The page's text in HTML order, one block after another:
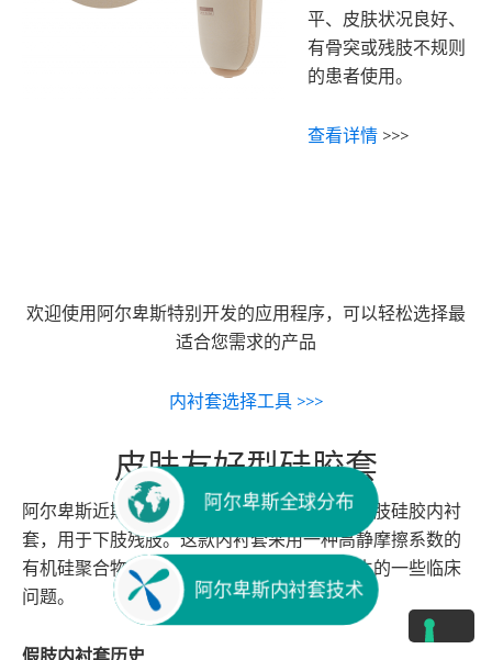
平、皮肤状况良好、
有骨突或残肢不规则
的患者使用。
查看详情 >>>
欢迎使用阿尔卑斯特别开发的应用程序，可以轻松选择最
适合您需求的产品
内衬套选择工具 >>>
皮肤友好型硅胶套
阿尔卑斯近期推出的既创新且对皮肤友好的假肢硅胶内衬
套，用于下肢残肢。这款内衬套采用一种高静摩擦系数的
有机硅聚合物材质，解决了硅胶接触皮肤产生的一些临床
问题。
阿尔卑斯内衬套技术
阿尔卑斯全球分布